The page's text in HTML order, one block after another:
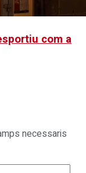
com a
necessaris